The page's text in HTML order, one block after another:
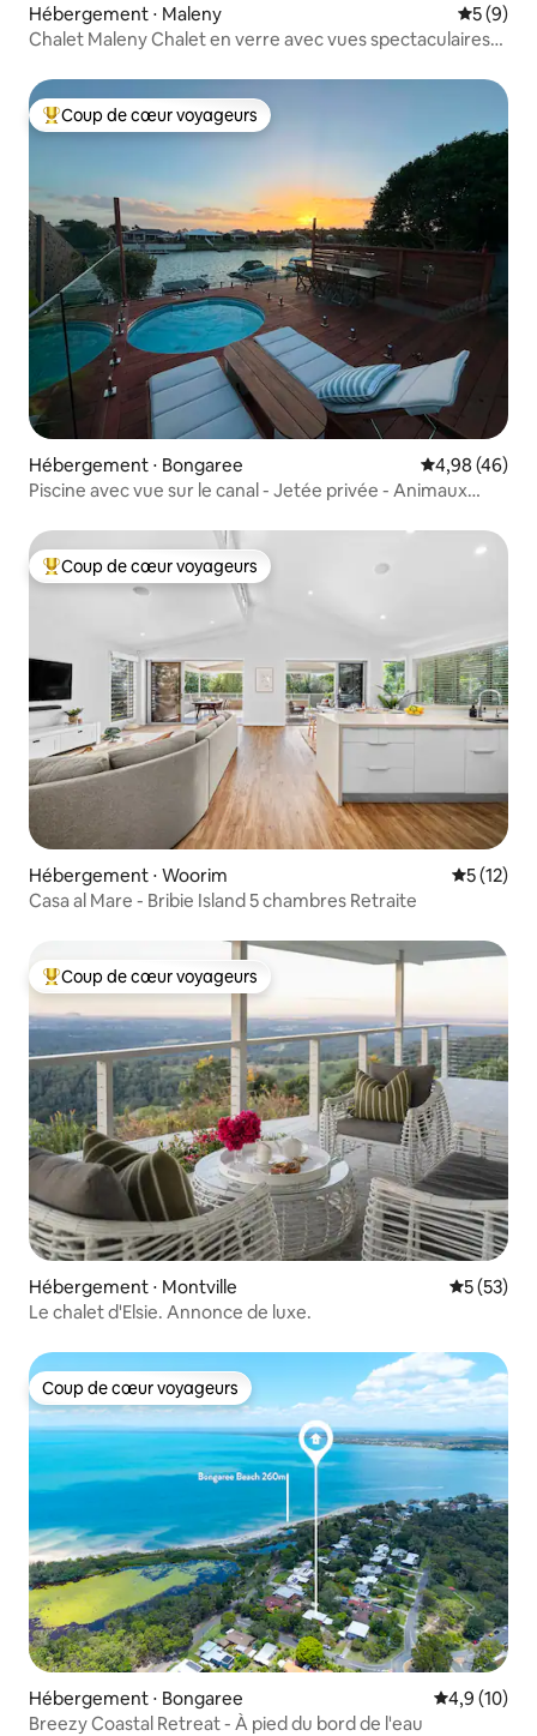
Hébergement ⋅ Maleny
5 (9)
Chalet Maleny Chalet en verre avec vues spectaculaires
Coups de cœur voyageurs les plus appréciés
Coup de cœur voyageurs
Hébergement ⋅ Bongaree Évaluation
4,98 (46)
Piscine avec vue sur le canal - Jetée privée - Animaux
Coups de cœur voyageurs les plus appréciés
Coup de cœur voyageurs
Hébergement ⋅ Woorim
5 (12)
Casa al Mare - Bribie Island 5 chambres Retraite
Coups de cœur voyageurs les plus appréciés
Coup de cœur voyageurs
Hébergement ⋅ Montville
5 (53)
Le chalet d'Elsie. Annonce de luxe.
Coup de cœur voyageurs
Coup de cœur voyageurs
Hébergement ⋅ Bongaree Évaluation
4,9 (10)
Breezy Coastal Retreat - À pied du bord de l'eau